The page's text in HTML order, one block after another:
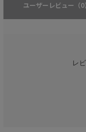
ユーザーレビュー （0）
レ